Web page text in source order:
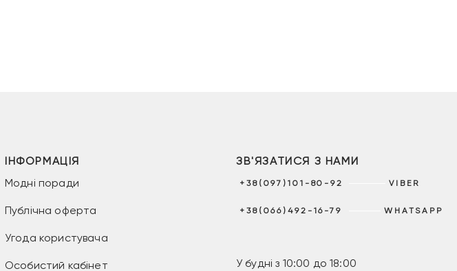
ІНФОРМАЦІЯ
Модні поради
Публічна оферта
Угода користувача
Особистий кабінет
ЗВ'ЯЗАТИСЯ З НАМИ
+38(097)101-80-92 VIBER
+38(066)492-16-79 WHATSAPP
У будні з 10:00 до 18:00